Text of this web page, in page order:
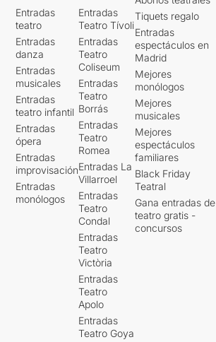
Entradas
teatro
Entradas
danza
Entradas
musicales
Entradas
teatro infantil
Entradas
ópera
Entradas
improvisación
Entradas
monólogos
Entradas
Teatro Tívoli
Entradas
Teatro
Coliseum
Entradas
Teatro
Borrás
Entradas
Teatro
Romea
Entradas La
Villarroel
Entradas
Teatro
Condal
Entradas
Teatro
Victòria
Entradas
Teatro
Apolo
Entradas
Teatro Goya
Tiquets regalo
Entradas
espectáculos en
Madrid
Mejores
monólogos
Mejores
musicales
Mejores
espectáculos
familiares
Black Friday
Teatral
Gana entradas de
teatro gratis -
concursos